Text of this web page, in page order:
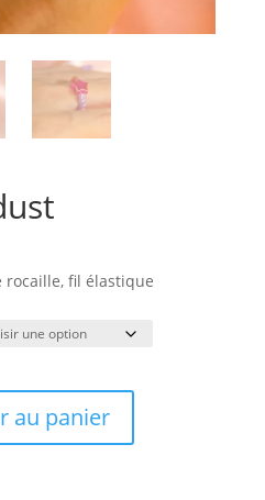
rocaille, fil élastique
au panier